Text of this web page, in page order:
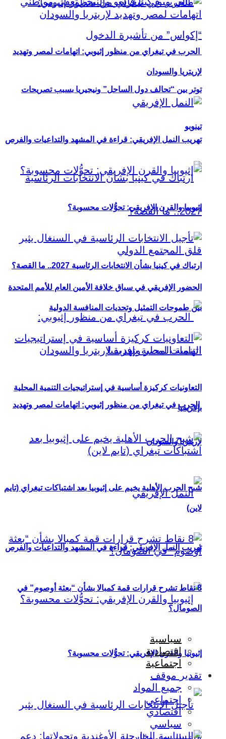
توتر بين “تحالف دول الساحل” ونيجيريا بسبب تصريحات
تينوبو
ارتباك في كينيا بشأن الانتخابات الرئاسية 2027.. ما القصة؟
الحرب في تيغراي من منظور إثيوبي: اتهامات لمصر وتهديد
لإريتريا والسودان
تهريب النمل الإفريقي: قراءة في المشهد والتداعيات والفرص
إثيوبيا والقرن الإفريقي: تحوُّلات محسوبة؟
الحرب في تيغراي من منظور إثيوبي: اتهامات لمصر وتهديد
لإريتريا والسودان
تهريب النمل الإفريقي: قراءة في المشهد والتداعيات والفرص
إثيوبيا والقرن الإفريقي: تحوُّلات محسوبة؟
الحضور الإفريقي في سباق خلافة الأمين العام للأمم المتحدة
بين طموحات التمثيل وتحديات المنافسة الدولية
التعاونيات كركيزة أساسية في إستراتيجيات التنمية المحلية
بإفريقيا
شبح الحرب الأهلية يخيم على إثيوبيا بعد اشتباكات تيغراي (تايم
لاين)
8 نقاط تشرح قرارات قمة كمبالا بشأن “بعثة أوصوم” في
الصومال؟
سياسية
اقتصادية
اجتماعية
تقدير موقف
جميع المواد
اجتماعي
اقتصادي
سياسي